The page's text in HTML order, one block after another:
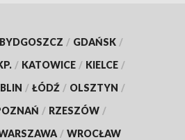
BYDGOSZCZ / GDAŃSK /
/ KATOWICE / KIELCE /
/ ŁÓDŹ / OLSZTYN /
/ RZESZÓW /
/ WROCŁAW